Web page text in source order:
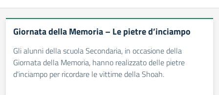
Giornata della Memoria – Le pietre d’inciampo
Gli alunni della scuola Secondaria, in occasione della
Giornata della Memoria, hanno realizzato delle pietre
d'inciampo per ricordare le vittime della Shoah.